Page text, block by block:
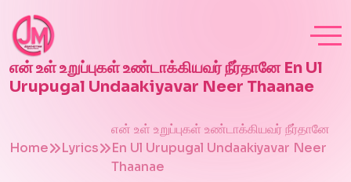
என் உள் உறுப்புகள் உண்டாக்கியவர் நீர்தானே En Ul
Urupugal Undaakiyavar Neer Thaanae
Home Lyrics
என் உள் உறுப்புகள் உண்டாக்கியவர் நீர்தானே
En Ul Urupugal Undaakiyavar Neer
Thaanae